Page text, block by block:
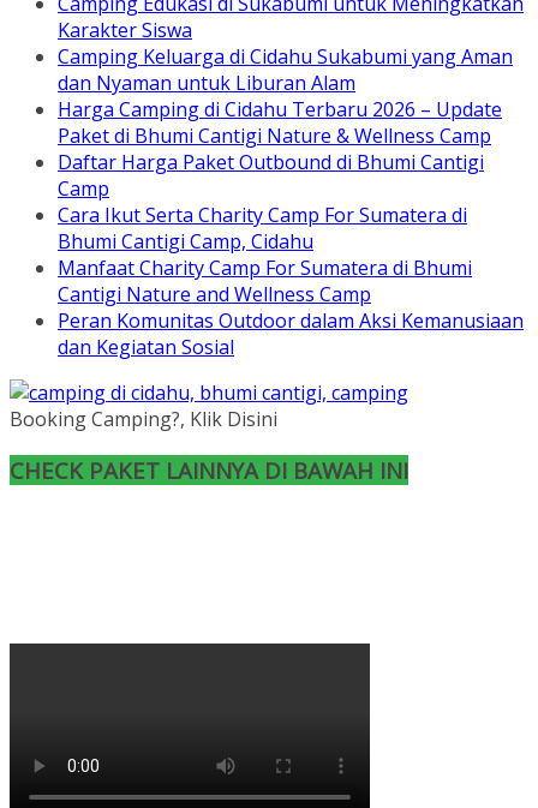
Karakter Siswa
Camping Keluarga di Cidahu Sukabumi yang Aman
dan Nyaman untuk Liburan Alam
Harga Camping di Cidahu Terbaru 2026 – Update
Paket di Bhumi Cantigi Nature & Wellness Camp
Daftar Harga Paket Outbound di Bhumi Cantigi
Camp
Cara Ikut Serta Charity Camp For Sumatera di
Bhumi Cantigi Camp, Cidahu
Manfaat Charity Camp For Sumatera di Bhumi
Cantigi Nature and Wellness Camp
Peran Komunitas Outdoor dalam Aksi Kemanusiaan
dan Kegiatan Sosial
Booking Camping?, Klik Disini
CHECK PAKET LAINNYA DI BAWAH INI